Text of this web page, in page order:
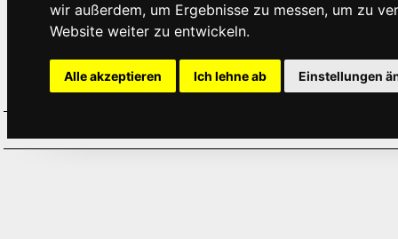
wir außerdem, um Ergebnisse zu messen, um zu
Website weiter zu entwickeln.
Alle akzeptieren Ich lehne ab Einstellungen